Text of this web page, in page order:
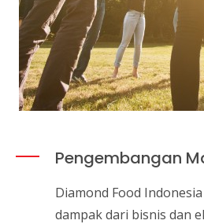
Pengembangan
Diamond Food
dampak dari bisnis dan